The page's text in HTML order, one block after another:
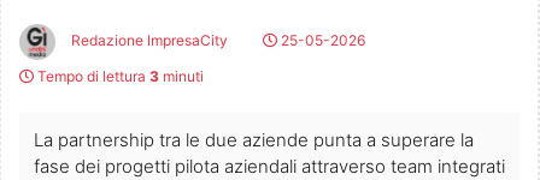
Redazione ImpresaCity
25-05-2026
Tempo di lettura 3 minuti
La partnership tra le due aziende punta a superare la
fase dei progetti pilota aziendali attraverso team integrati